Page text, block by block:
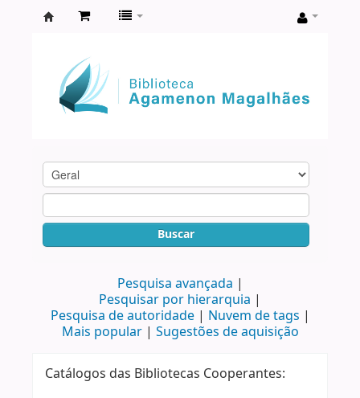
Agamenon
Magalhães
Buscar
Pesquisa avançada
Pesquisar por hierarquia
Pesquisa de autoridade
Nuvem de tags
Mais popular
Sugestões de aquisição
Catálogos das Bibliotecas Cooperantes: